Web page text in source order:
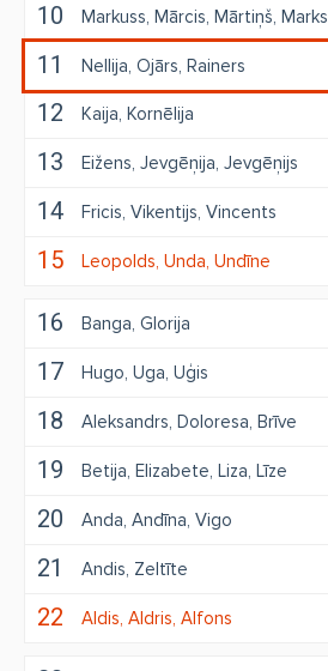
10 Markuss Mārcis Mārtiņš Marks
11 Nellija Ojārs Rainers
12 Kaija Kornēlija
13 Eižens Jevgēņija Jevgēņijs
14 Fricis Vikentijs Vincents
15 Leopolds Unda Undīne
16 Banga Glorija
17 Hugo Uga Uģis
18 Aleksandrs Doloresa Brīve
19 Betija Elizabete Liza Līze
20 Anda Andīna Vigo
21 Andis Zeltīte
22 Aldis Aldris Alfons